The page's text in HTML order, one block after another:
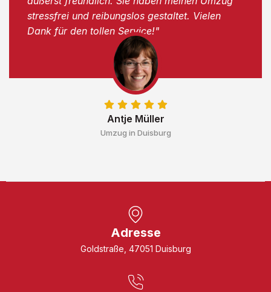
Antje Müller
Umzug in Duisburg
stressfrei und reibungslos gestaltet. Vielen
Dank für den tollen Service!"
Adresse
Goldstraße, 47051 Duisburg